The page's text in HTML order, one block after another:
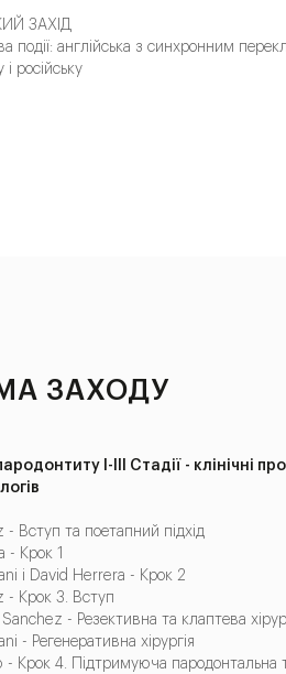
ЗАХІД
події: англійська з синхронним
і російську
ЗАХОДУ
І-ІІІ Стадії - клінічні
- Вступ та поетапний підхід
- Крок 1
і David Herrera - Крок 2
- Крок 3. Вступ
- Резективна та клаптева
- Регенеративна хірургія
- Крок 4. Підтримуюча пародонтальна